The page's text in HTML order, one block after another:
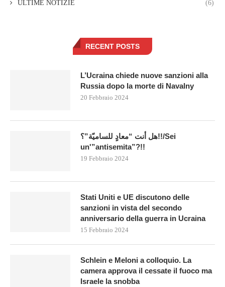
ULTIME NOTIZIE (6)
RECENT POSTS
L’Ucraina chiede nuove sanzioni alla
Russia dopo la morte di Navalny
20 Febbraio 2024
هل أنت “معادٍ للساميّة”؟!!/Sei
un'”antisemita”?!!
19 Febbraio 2024
Stati Uniti e UE discutono delle
sanzioni in vista del secondo
anniversario della guerra in Ucraina
15 Febbraio 2024
Schlein e Meloni a colloquio. La
camera approva il cessate il fuoco ma
Israele la snobba